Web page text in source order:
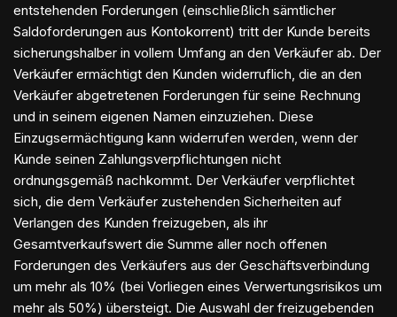
entstehenden Forderungen (einschließlich sämtlicher
Saldoforderungen aus Kontokorrent) tritt der Kunde bereits
sicherungshalber in vollem Umfang an den Verkäufer ab. Der
Verkäufer ermächtigt den Kunden widerruflich, die an den
Verkäufer abgetretenen Forderungen für seine Rechnung
und in seinem eigenen Namen einzuziehen. Diese
Einzugsermächtigung kann widerrufen werden, wenn der
Kunde seinen Zahlungsverpflichtungen nicht
ordnungsgemäß nachkommt. Der Verkäufer verpflichtet
sich, die dem Verkäufer zustehenden Sicherheiten auf
Verlangen des Kunden freizugeben, als ihr
Gesamtverkaufswert die Summe aller noch offenen
Forderungen des Verkäufers aus der Geschäftsverbindung
um mehr als 10% (bei Vorliegen eines Verwertungsrisikos um
mehr als 50%) übersteigt. Die Auswahl der freizugebenden